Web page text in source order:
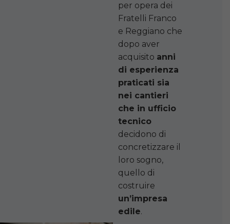
per opera dei
Fratelli Franco
e Reggiano che
dopo aver
acquisito anni
di esperienza
praticati sia
nei cantieri
che in ufficio
tecnico
decidono di
concretizzare il
loro sogno,
quello di
costruire
un’impresa
edile.